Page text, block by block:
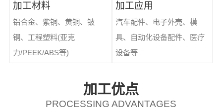
加工材料
铝合金、紫铜、黄铜、铍
铜、工程塑料(亚克
力/PEEK/ABS等)
加工应用
汽车配件、电子外壳、模
具、自动化设备配件、医疗
设备等
加工优点
PROCESSING ADVANTAGES